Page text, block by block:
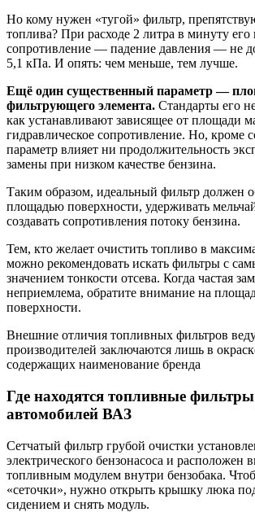
Но кому нужен «тугой» фильтр,
топлива? При расходе 2 литра в минуту его
сопротивление — падение давления — не
5,1 кПа. И опять: чем меньше, тем лучше.
Ещё один существенный параметр —
фильтрующего элемента. Стандарты его
как устанавливают зависящее от площади
гидравлическое сопротивление. Но, кроме
параметр влияет ни продолжительность
замены при низком качестве бензина.
Таким образом, идеальный фильтр должен
площадью поверхности, удерживать
создавать сопротивления потоку бензина.
Тем, кто желает очистить топливо в
можно рекомендовать искать фильтры с
значением тонкости отсева. Когда частая
неприемлема, обратите внимание на
поверхности.
Внешние отличия топливных фильтров
производителей заключаются лишь в
содержащих наименование бренда
Где находятся топливные
автомобилей ВАЗ
Сетчатый фильтр грубой очистки
электрического бензонасоса и расположен
топливным модулем внутри бензобака.
«сеточки», нужно открыть крышку люка
сидением и снять модуль.